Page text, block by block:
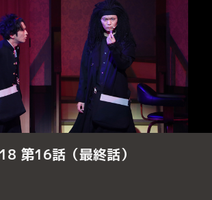
第16話（最終話）